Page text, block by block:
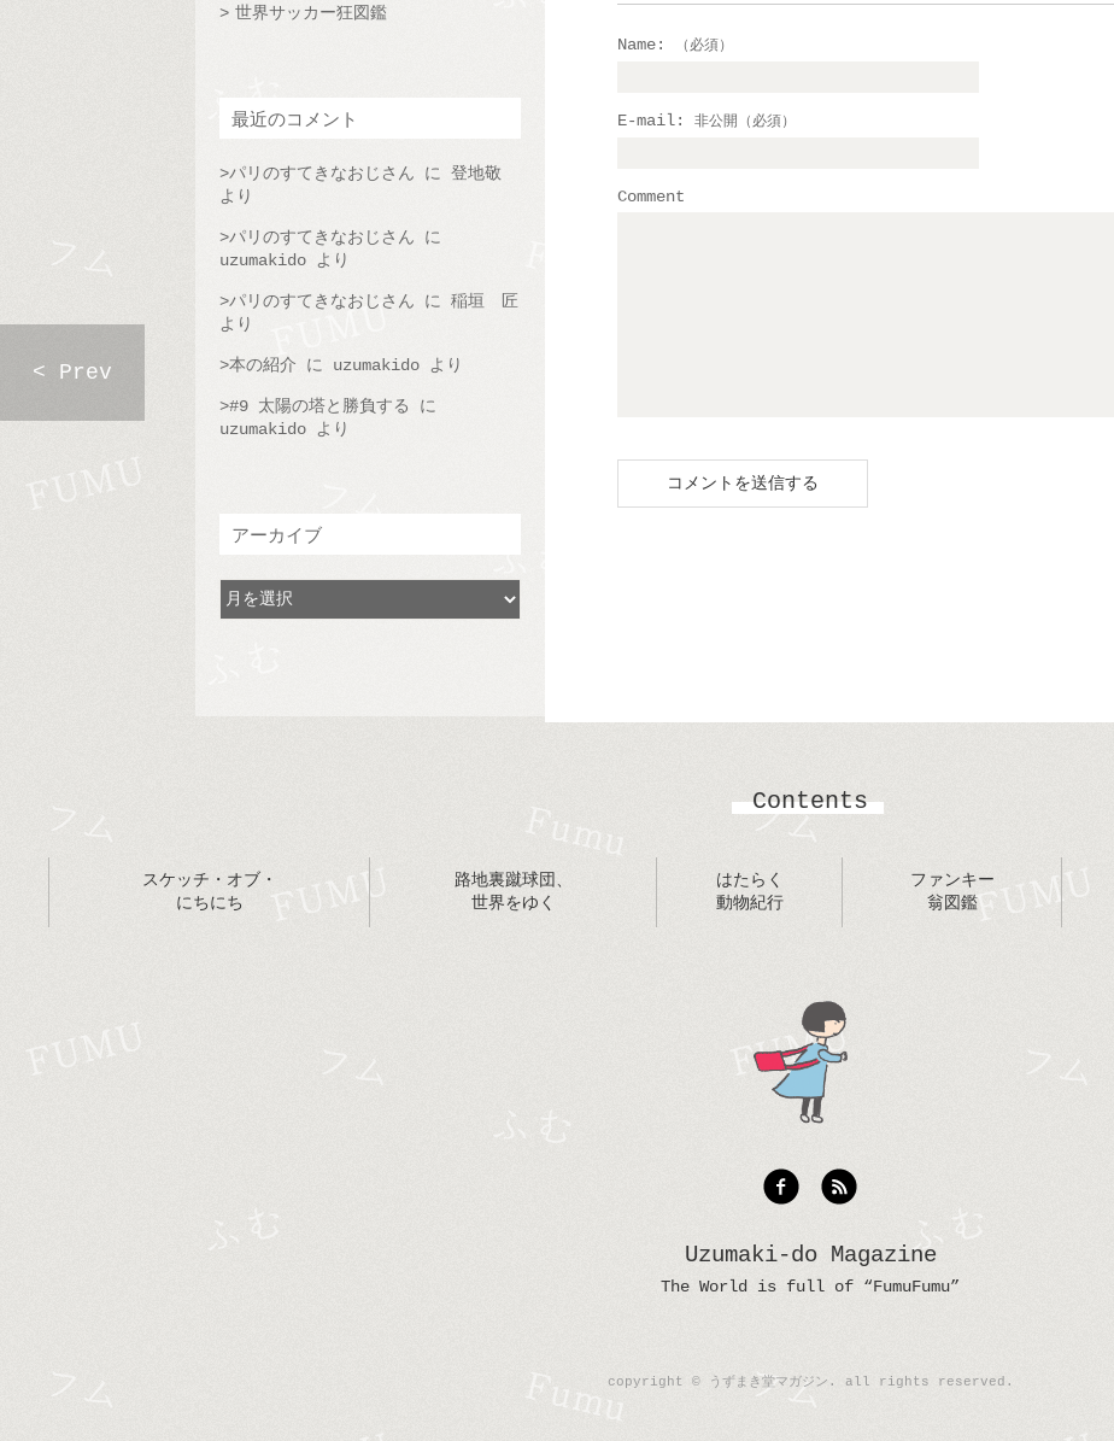
< Prev
Name: （必須）
E-mail: 非公開（必須）
Comment
世界サッカー狂図鑑
最近のコメント
パリのすてきなおじさん に 登地敬
より
パリのすてきなおじさん に
uzumakido より
パリのすてきなおじさん に 稲垣 匠
より
本の紹介 に uzumakido より
#9 太陽の塔と勝負する
に
uzumakido より
アーカイブ
Contents
スケッチ・オブ・
にちにち
路地裏蹴球団、
世界をゆく
はたらく
動物紀行
ファンキー
翁図鑑
Uzumaki-do Magazine
The World is full of “FumuFumu”
copyright © うずまき堂マガジン. all rights reserved.